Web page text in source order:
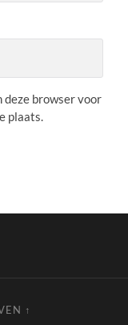
deze browser voor
plaats.
↑